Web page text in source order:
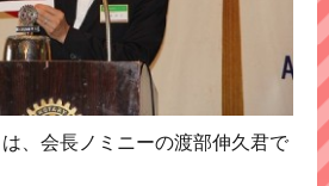
、会長ノミニーの渡部伸久君で